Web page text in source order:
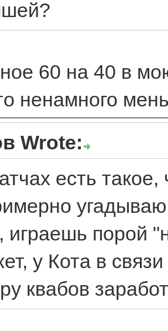
60 на 40 в
ненамного
Wrote:
есть
играешь порой
у Кота в
квабов